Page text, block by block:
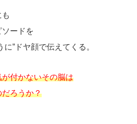
ードを
”ドヤ顔で伝えてくる。
付かないその脳は
ろうか？